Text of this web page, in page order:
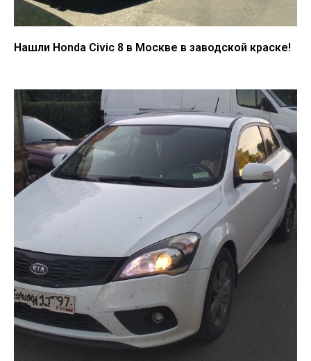
Нашли Honda Civic 8 в Москве в заводской краске!